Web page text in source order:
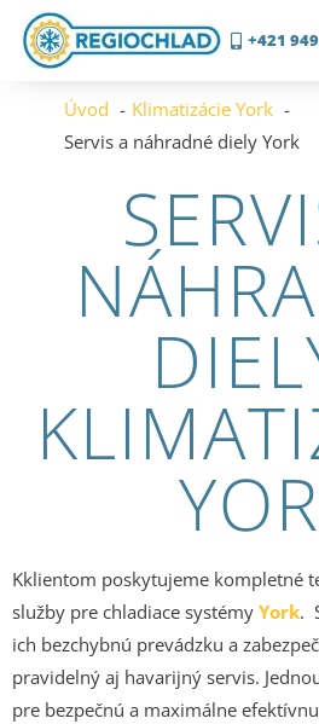
+421
Úvod
Klimatizácie York
Servis a náhradné diely York
Kklientom poskytujeme kompletné
služby pre chladiace systémy York.
ich bezchybnú prevádzku a
pravidelný aj havarijný servis.
pre bezpečnú a maximálne